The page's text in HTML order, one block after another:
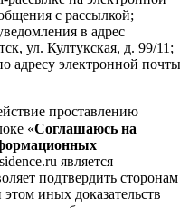
с рассылкой;
в адрес
ул. Култукская, д. 99/11;
адресу электронной
проставлению
«Соглашаюсь на
является
подтвердить сторонам
иных доказательств